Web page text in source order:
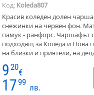
Код: Koleda807
Красив коледен долен
снежинки на червен фон.
памук - ранфорс. Чаршафът
подходящ за Коледа и Нова
на близки и приятели, на
9 20
€
1799
лв.